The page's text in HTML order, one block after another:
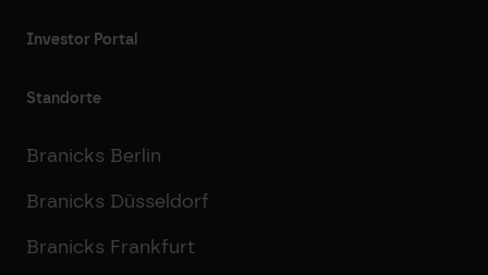
Investor Portal
Standorte
Branicks Berlin
Branicks Düsseldorf
Branicks Frankfurt